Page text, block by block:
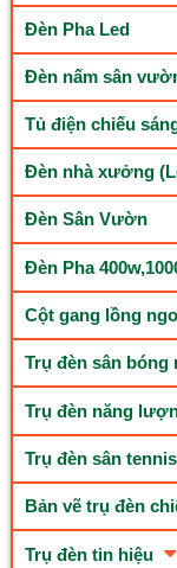
Đèn Pha Led
Đèn nấm sân
Tủ điện chiếu
Đèn nhà xưởng
Đèn Sân Vườn
Đèn Pha
Cột gang lồng
Trụ đèn sân bóng
Trụ đèn năng
Trụ đèn sân
Bản vẽ trụ đèn
Trụ đèn tin hiệu